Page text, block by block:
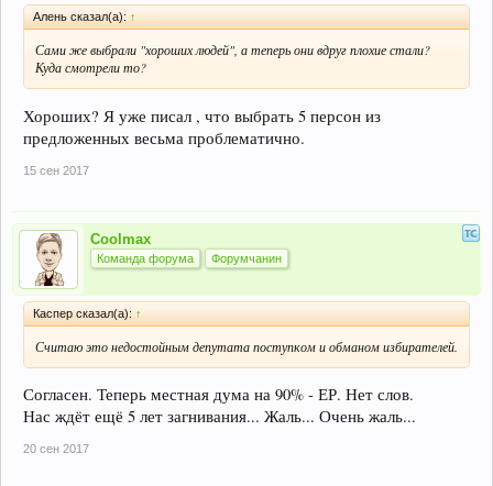
Алень сказал(а): ↑
Сами же выбрали "хороших людей", а теперь они вдруг плохие стали?
Куда смотрели то?
Хороших? Я уже писал , что выбрать 5 персон из
предложенных весьма проблематично.
15 сен 2017
Coolmax
Команда форума Форумчанин
Каспер сказал(а): ↑
Считаю это недостойным депутата поступком и обманом избирателей.
Согласен. Теперь местная дума на 90% - ЕР. Нет слов.
Нас ждёт ещё 5 лет загнивания... Жаль... Очень жаль...
20 сен 2017